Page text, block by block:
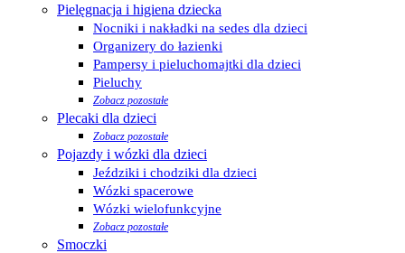
Pielęgnacja i higiena dziecka
Nocniki i nakładki na sedes dla dzieci
Organizery do łazienki
Pampersy i pieluchomajtki dla dzieci
Pieluchy
Zobacz pozostałe
Plecaki dla dzieci
Zobacz pozostałe
Pojazdy i wózki dla dzieci
Jeździki i chodziki dla dzieci
Wózki spacerowe
Wózki wielofunkcyjne
Zobacz pozostałe
Smoczki